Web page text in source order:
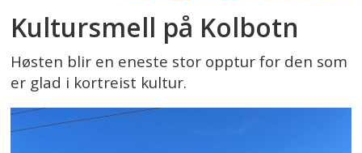
Kultursmell på Kolbotn
Høsten blir en eneste stor opptur for den som
er glad i kortreist kultur.